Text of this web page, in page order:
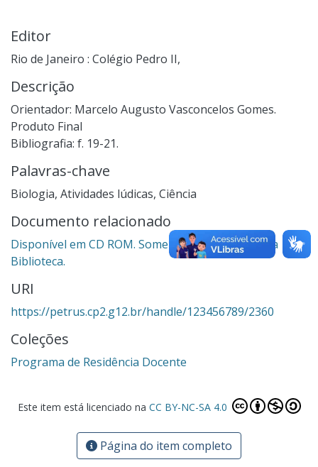
Editor
Rio de Janeiro : Colégio Pedro II,
Descrição
Orientador: Marcelo Augusto Vasconcelos Gomes.
Produto Final
Bibliografia: f. 19-21.
Palavras-chave
Biologia, Atividades lúdicas, Ciência
Documento relacionado
Disponível em CD ROM. Somente para consulta na
Biblioteca.
URI
https://petrus.cp2.g12.br/handle/123456789/2360
Coleções
Programa de Residência Docente
Este item está licenciado na CC BY-NC-SA 4.0
Página do item completo